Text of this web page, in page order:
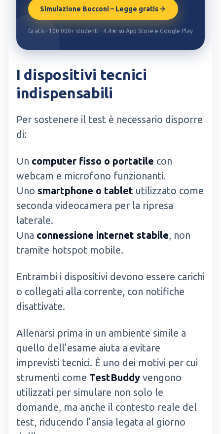
Simulazione Bocconi – Legge gratis
Gratis · 100.000+ studenti · 4.4★ su App Store e Google Play
I dispositivi tecnici
indispensabili
Per sostenere il test è necessario disporre
di:
Un computer fisso o portatile con
webcam e microfono funzionanti.
Uno smartphone o tablet utilizzato come
seconda videocamera per la ripresa
laterale.
Una connessione internet stabile, non
tramite hotspot mobile.
Entrambi i dispositivi devono essere carichi
o collegati alla corrente, con notifiche
disattivate.
Allenarsi prima in un ambiente simile a
quello dell’esame aiuta a evitare
imprevisti tecnici. È uno dei motivi per cui
strumenti come TestBuddy vengono
utilizzati per simulare non solo le
domande, ma anche il contesto reale del
test, riducendo l’ansia legata al giorno